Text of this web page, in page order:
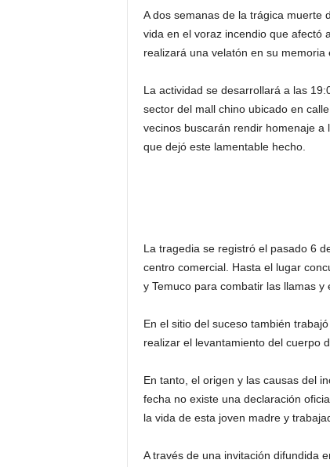
A dos semanas de la trágica muerte
vida en el voraz incendio que afectó
realizará una velatón en su
La actividad se desarrollará a las
sector del mall chino ubicado en
vecinos buscarán rendir homenaje
que dejó este lamentable hecho.
La tragedia se registró el pasado 6
centro comercial. Hasta el lugar
y Temuco para combatir las llamas
En el sitio del suceso también
realizar el levantamiento del cuerpo
En tanto, el origen y las causas del
fecha no existe una declaración
la vida de esta joven madre y
A través de una invitación difundida